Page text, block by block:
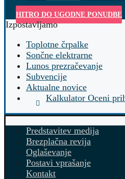
HITRO DO UGODNE PONUDBE
Izpostavljamo
Toplotne črpalke
Sončne elektrarne
Lunos prezračevanje
Subvencije
Aktualne novice
Kalkulator Oceni
Predstavitev medija
Brezplačna revija
Oglaševanje
Postavi vprašanje
Kontakt